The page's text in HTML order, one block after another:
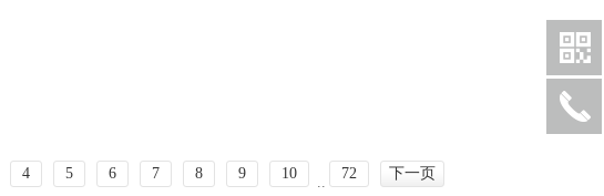
4 5 6 7 8 9 10 72 下一页